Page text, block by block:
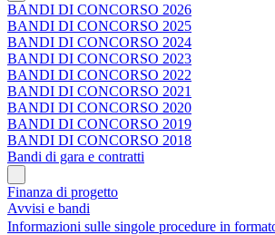
BANDI DI CONCORSO 2026
BANDI DI CONCORSO 2025
BANDI DI CONCORSO 2024
BANDI DI CONCORSO 2023
BANDI DI CONCORSO 2022
BANDI DI CONCORSO 2021
BANDI DI CONCORSO 2020
BANDI DI CONCORSO 2019
BANDI DI CONCORSO 2018
Bandi di gara e contratti
Finanza di progetto
Avvisi e bandi
Informazioni sulle singole procedure in